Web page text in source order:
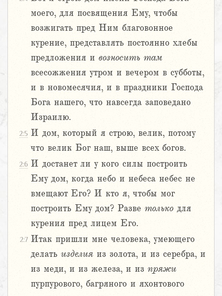
моего, для посвящения Ему, чтобы
возжигать пред Ним благовонное
курение, представлять постоянно хлебы
предложения и возносить там
всесожжения утром и вечером в субботы,
и в новомесячия, и в праздники Господа
Бога нашего, что навсегда заповедано
Израилю.
2:5 И дом, который я строю, велик, потому
что велик Бог наш, выше всех богов.
2:6 И достанет ли у кого силы построить
Ему дом, когда небо и небеса небес не
вмещают Его? И кто я, чтобы мог
построить Ему дом? Разве только для
курения пред лицем Его.
2:7 Итак пришли мне человека, умеющего
делать изделия из золота, и из серебра, и
из меди, и из железа, и из пряжи
пурпурового, багряного и яхонтового